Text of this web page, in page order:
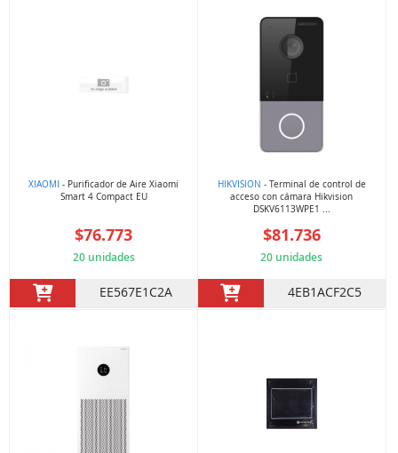
XIAOMI - Purificador de Aire Xiaomi
Smart 4 Compact EU
$76.773
20 unidades
EE567E1C2A
HIKVISION - Terminal de control de
acceso con cámara Hikvision
DSKV6113WPE1 ...
$81.736
20 unidades
4EB1ACF2C5